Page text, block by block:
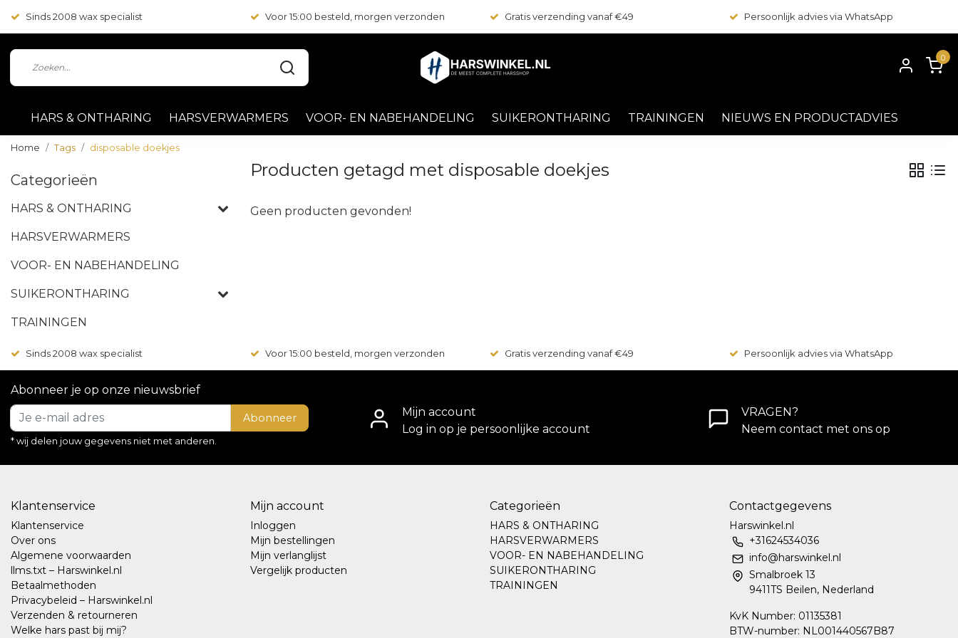
Sinds 2008 wax specialist Voor 15:00 besteld, morgen verzonden Gratis verzending vanaf €49 Persoonlijk advies via WhatsApp
0
HARS & ONTHARING HARSVERWARMERS VOOR- EN NABEHANDELING SUIKERONTHARING TRAININGEN NIEUWS EN PRODUCTADVIES
Home Tags disposable doekjes
Categorieën
HARS & ONTHARING
HARSVERWARMERS
VOOR- EN NABEHANDELING
SUIKERONTHARING
TRAININGEN
Producten getagd met disposable doekjes
Geen producten gevonden!
Sinds 2008 wax specialist Voor 15:00 besteld, morgen verzonden Gratis verzending vanaf €49 Persoonlijk advies via WhatsApp
Abonneer je op onze nieuwsbrief
Abonneer
* wij delen jouw gegevens niet met anderen.
Mijn account
Log in op je persoonlijke account
VRAGEN?
Neem contact met ons op
Klantenservice
Klantenservice
Over ons
Algemene voorwaarden
llms.txt – Harswinkel.nl
Betaalmethoden
Privacybeleid – Harswinkel.nl
Verzenden & retourneren
Welke hars past bij mij?
Mijn account
Inloggen
Mijn bestellingen
Mijn verlanglijst
Vergelijk producten
Categorieën
HARS & ONTHARING
HARSVERWARMERS
VOOR- EN NABEHANDELING
SUIKERONTHARING
TRAININGEN
Contactgegevens
Harswinkel.nl
+31624534036
info@harswinkel.nl
Smalbroek 13
9411TS Beilen, Nederland
KvK Number: 01135381
BTW-number: NL001440567B87